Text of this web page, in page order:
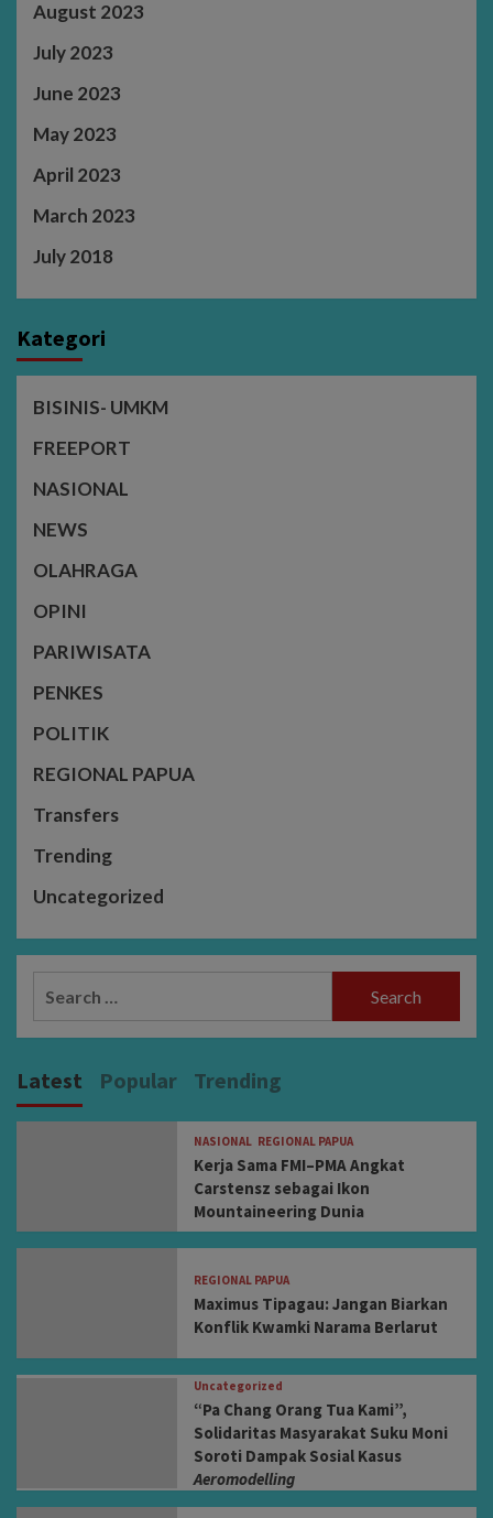
August 2023
July 2023
June 2023
May 2023
April 2023
March 2023
July 2018
Kategori
BISINIS- UMKM
FREEPORT
NASIONAL
NEWS
OLAHRAGA
OPINI
PARIWISATA
PENKES
POLITIK
REGIONAL PAPUA
Transfers
Trending
Uncategorized
Latest Popular Trending
NASIONAL REGIONAL PAPUA
Kerja Sama FMI–PMA Angkat
Carstensz sebagai Ikon
Mountaineering Dunia
REGIONAL PAPUA
Maximus Tipagau: Jangan Biarkan
Konflik Kwamki Narama Berlarut
Uncategorized
“Pa Chang Orang Tua Kami”,
Solidaritas Masyarakat Suku Moni
Soroti Dampak Sosial Kasus
Aeromodelling